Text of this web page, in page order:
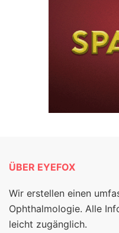
ÜBER EYEFOX
Wir erstellen einen
Ophthalmologie. Alle
leicht zugänglich.